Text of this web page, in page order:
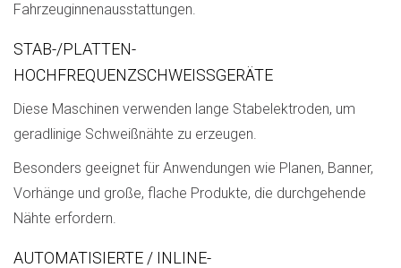
Fahrzeuginnenausstattungen.
STAB-/PLATTEN-
HOCHFREQUENZSCHWEISSGERÄTE
Diese Maschinen verwenden lange Stabelektroden, um
geradlinige Schweißnähte zu erzeugen.
Besonders geeignet für Anwendungen wie Planen, Banner,
Vorhänge und große, flache Produkte, die durchgehende
Nähte erfordern.
AUTOMATISIERTE / INLINE-